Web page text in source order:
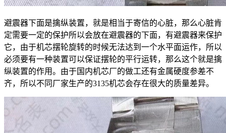
避震器下面是擒纵装置，就是相当于寄信的心脏，那么心脏肯
定需要一定的保护所以会放在避震器的下面，有避震器来保护
它，由于机芯摆轮旋转的时候无法达到一个水平面运作，所以
必须要有一种装置可以保证摆轮的平行运转，那么这个就是擒
纵装置的作用。由于国内机芯厂的做工还有金属硬度参差不
齐，所以不同厂家生产的3135机芯会存在很大的质量差异。